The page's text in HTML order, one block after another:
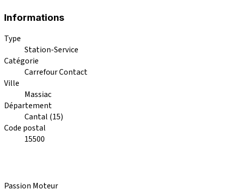
Informations
Type
Station-Service
Catégorie
Carrefour Contact
Ville
Massiac
Département
Cantal (15)
Code postal
15500
Passion Moteur